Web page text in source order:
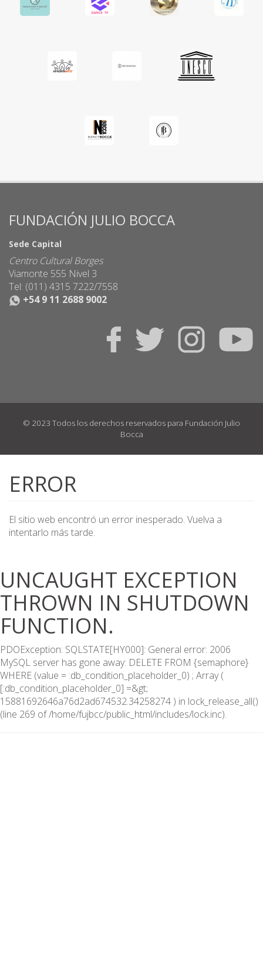
FUNDACIÓN JULIO BOCCA
Sede Capital
Centro Cultural Borges
Viamonte 555 Nivel 3
Tel: (011) 4315 7222/7558
+54 9 11 2688 9002
© 2023 Todos los derechos reservados para Fundación Julio
Bocca
contenido
ERROR
El sitio web encontró un error inesperado. Vuelva a
intentarlo más tarde.
UNCAUGHT EXCEPTION
THROWN IN SHUTDOWN
FUNCTION.
PDOException: SQLSTATE[HY000]: General error: 2006
MySQL server has gone away: DELETE FROM {semaphore}
WHERE (value = :db_condition_placeholder_0) ; Array (
[:db_condition_placeholder_0] =&gt;
15881692646a76d2ad674532.34258274 ) in lock_release_all()
(line 269 of /home/fujbcc/public_html/includes/lock.inc).